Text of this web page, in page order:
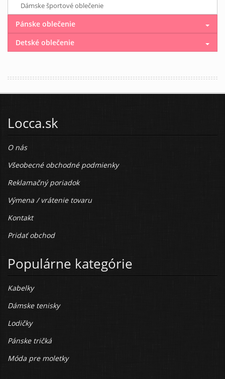
Dámske športové oblečenie
Pánske oblečenie
Detské oblečenie
Locca.sk
O nás
Všeobecné obchodné podmienky
Reklamačný poriadok
Výmena / vrátenie tovaru
Kontakt
Pridať obchod
Populárne kategórie
Kabelky
Dámske tenisky
Lodičky
Pánske tričká
Móda pre moletky